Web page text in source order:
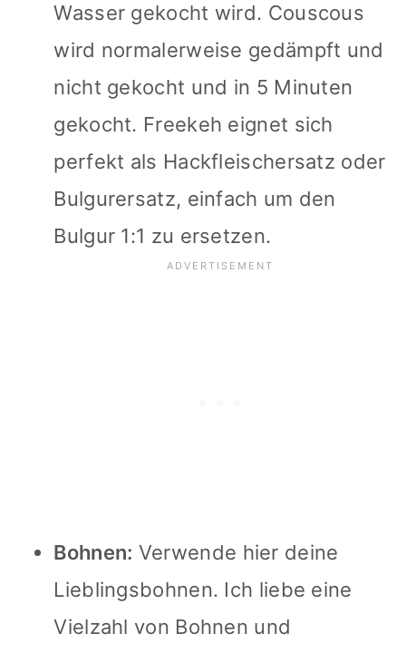
Wasser gekocht wird. Couscous
wird normalerweise gedämpft und
nicht gekocht und in 5 Minuten
gekocht. Freekeh eignet sich
perfekt als Hackfleischersatz oder
Bulgurersatz, einfach um den
Bulgur 1:1 zu ersetzen.
Bohnen: Verwende hier deine
Lieblingsbohnen. Ich liebe eine
Vielzahl von Bohnen und